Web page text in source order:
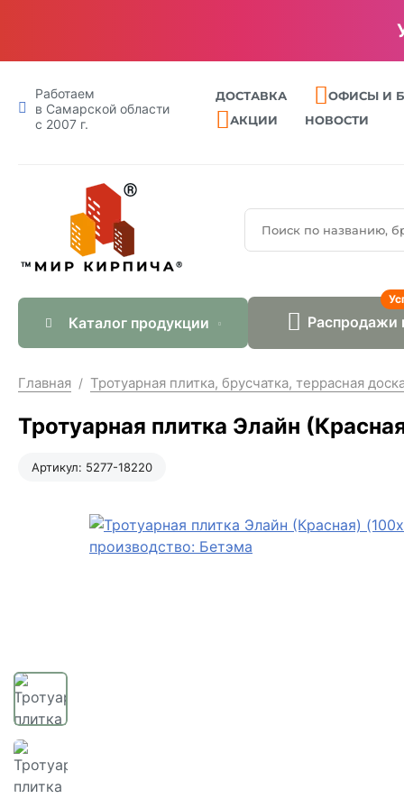
Работаем
в Самарской области
с 2007 г.
ДОСТАВКА ОФИСЫ И
АКЦИИ НОВОСТИ
Каталог продукции Распродажи
Главная / Тротуарная плитка, брусчатка, террасная
Тротуарная плитка Элайн
Артикул: 5277-18220